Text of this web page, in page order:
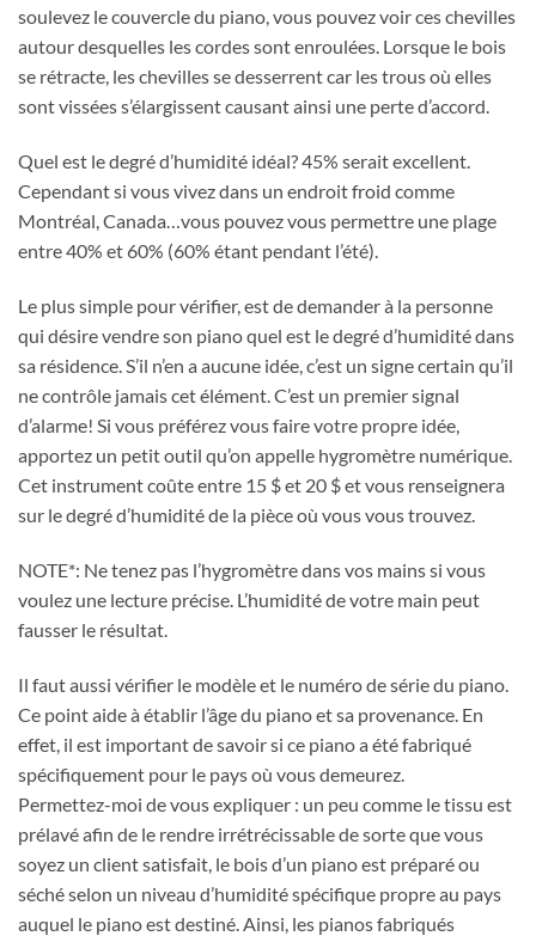
soulevez le couvercle du piano, vous pouvez voir ces chevilles
autour desquelles les cordes sont enroulées. Lorsque le bois
se rétracte, les chevilles se desserrent car les trous où elles
sont vissées s’élargissent causant ainsi une perte d’accord.
Quel est le degré d’humidité idéal? 45% serait excellent.
Cependant si vous vivez dans un endroit froid comme
Montréal, Canada…vous pouvez vous permettre une plage
entre 40% et 60% (60% étant pendant l’été).
Le plus simple pour vérifier, est de demander à la personne
qui désire vendre son piano quel est le degré d’humidité dans
sa résidence. S’il n’en a aucune idée, c’est un signe certain qu’il
ne contrôle jamais cet élément. C’est un premier signal
d’alarme! Si vous préférez vous faire votre propre idée,
apportez un petit outil qu’on appelle hygromètre numérique.
Cet instrument coûte entre 15 $ et 20 $ et vous renseignera
sur le degré d’humidité de la pièce où vous vous trouvez.
NOTE*: Ne tenez pas l’hygromètre dans vos mains si vous
voulez une lecture précise. L’humidité de votre main peut
fausser le résultat.
Il faut aussi vérifier le modèle et le numéro de série du piano.
Ce point aide à établir l’âge du piano et sa provenance. En
effet, il est important de savoir si ce piano a été fabriqué
spécifiquement pour le pays où vous demeurez.
Permettez-moi de vous expliquer : un peu comme le tissu est
prélavé afin de le rendre irrétrécissable de sorte que vous
soyez un client satisfait, le bois d’un piano est préparé ou
séché selon un niveau d’humidité spécifique propre au pays
auquel le piano est destiné. Ainsi, les pianos fabriqués